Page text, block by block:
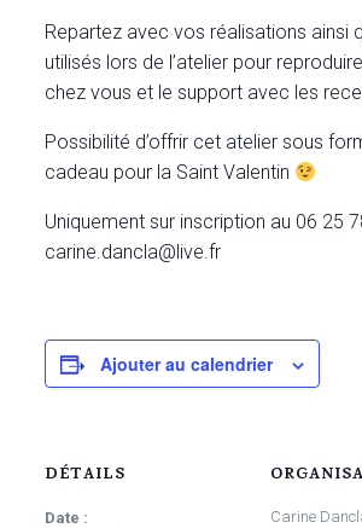
Repartez avec vos réalisations ainsi
utilisés lors de l’atelier pour
chez vous et le support avec les
Possibilité d’offrir cet atelier sous
cadeau pour la Saint Valentin
Uniquement sur inscription au 06 25
carine.dancla@live.fr
Ajouter au calendrier
DÉTAILS
Date :
Carine